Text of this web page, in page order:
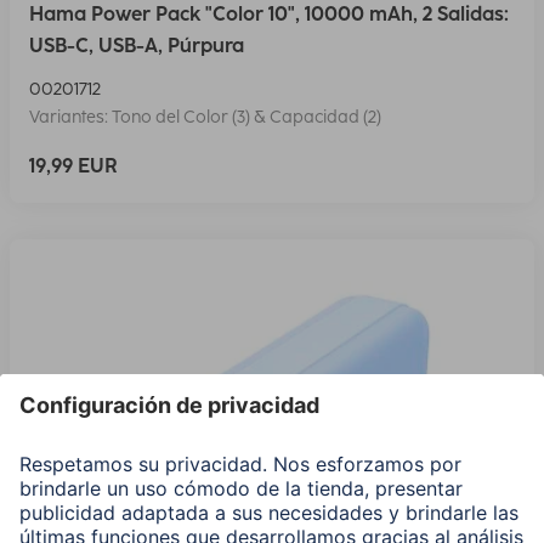
Hama Power Pack "Color 10", 10000 mAh, 2 Salidas:
USB-C, USB-A, Púrpura
00201712
Variantes: Tono del Color (3) & Capacidad (2)
19,99 EUR